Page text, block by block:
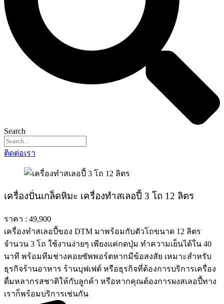
Search
ติดต่อเรา
เครื่องปั่นเกล็ดหิมะ เครื่องทําสเลอปี้ 3 โถ 12 ลิตร
ราคา : 49,900
เครื่องทำสเลอปี้ของ DTM มาพร้อมกับตัวโถขนาด 12 ลิตร
จำนวน 3 โถ ใช้งานง่ายๆ เพียงแค่กดปุ่ม ทำความเย็นได้ใน 40
นาที พร้อมทีมช่างคอยซัพพอร์ตหากมีข้อสงสัย เหมาะสำหรับ
ธุรกิจร้านอาหาร ร้านบุฟเฟต์ หรือธุรกิจที่ต้องการบริการเครื่อง
ดื่มหลากรสชาติให้กับลูกค้า หรือหากคุณต้องการผงสเลอปี้ทาง
เราก็พร้อมบริการเช่นกัน